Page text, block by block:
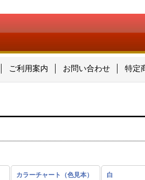
ご利用案内 お問い合わせ 特定
カラーチャート（色見本） 白